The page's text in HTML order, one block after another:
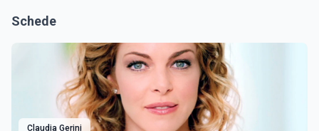
Schede
Claudia Gerini